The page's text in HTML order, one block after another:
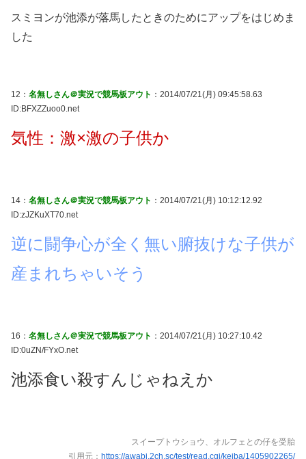
スミヨンが池添が落馬したときのためにアップをはじめま
した
12： 名無しさん＠実況で競馬板アウト ：2014/07/21(月) 09:45:58.63
ID:BFXZZuoo0.net
気性：激×激の子供か
14： 名無しさん＠実況で競馬板アウト ：2014/07/21(月) 10:12:12.92
ID:zJZKuXT70.net
逆に闘争心が全く無い腑抜けな子供が
産まれちゃいそう
16： 名無しさん＠実況で競馬板アウト ：2014/07/21(月) 10:27:10.42
ID:0uZN/FYxO.net
池添食い殺すんじゃねえか
スイープトウショウ、オルフェとの仔を受胎
引用元： https://awabi.2ch.sc/test/read.cgi/keiba/1405902265/